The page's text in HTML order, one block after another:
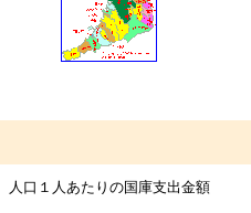
人口１人あたりの国庫支出金額